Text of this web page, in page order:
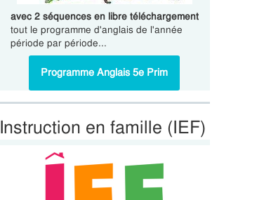
avec 2 séquences en libre téléchargement
tout le programme d'anglais de l'année
période par période...
Programme Anglais 5e Prim
Instruction en famille (IEF)